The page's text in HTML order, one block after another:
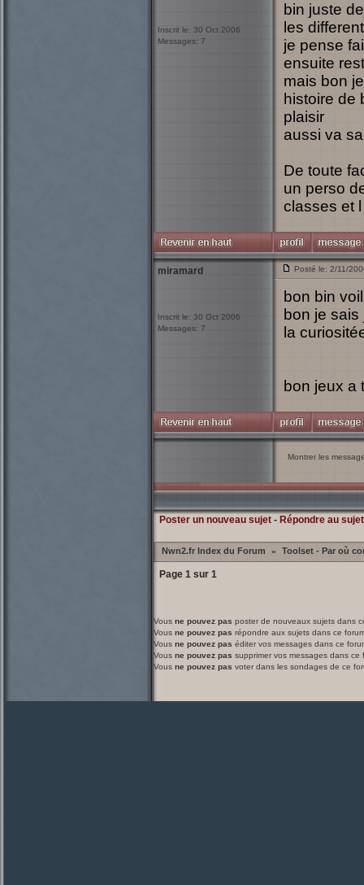
Inscrit le: 30 Oct 2006
Messages: 7
bin juste
les
je pense
ensuite
mais bon
histoire de
plaisir
aussi va
De toute
un perso
classes et
miramard
Inscrit le: 30 Oct 2006
Messages: 7
Posté le: 2/11/
bon bin
bon je
la
bon jeux a
Montrer les
Poster un nouveau sujet- Répondre au sujet
Nwn2.fr Index du Forum » Toolset - Par où
Page 1sur 1
Vous ne pouvez pas poster de nouveaux sujets dans
Vous ne pouvez pas répondre aux sujets dans ce
Vous ne pouvez pas éditer vos messages dans ce
Vous ne pouvez pas supprimer vos messages dans ce
Vous ne pouvez pas voter dans les sondages de ce